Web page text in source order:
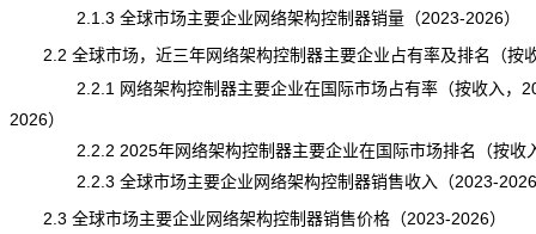
2.1.3 全球市场主要企业网络架构控制器销量（2023-2026）
2.2 全球市场，近三年网络架构控制器主要企业占有率及排名（按
2.2.1 网络架构控制器主要企业在国际市场占有率（按收入，
2026）
2.2.2 2025年网络架构控制器主要企业在国际市场排名（按收
2.2.3 全球市场主要企业网络架构控制器销售收入（2023-
2.3 全球市场主要企业网络架构控制器销售价格（2023-2026）